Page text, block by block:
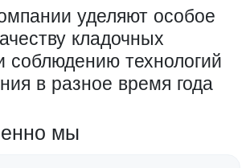
уделяют особое
кладочных
соблюдению технологий
в разное время года
мы